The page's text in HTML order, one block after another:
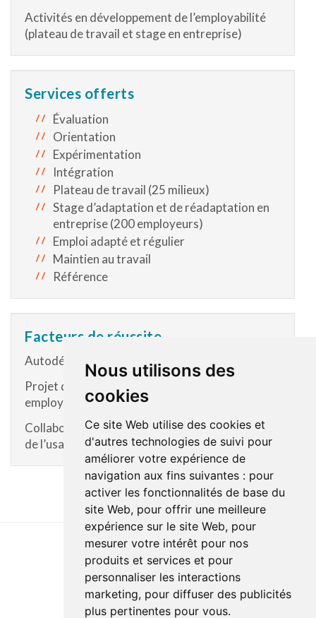
Nous utilisons des
cookies
Ce site Web utilise des cookies et
d'autres technologies de suivi pour
améliorer votre expérience de
navigation aux fins suivantes : pour
activer les fonctionnalités de base du
site Web, pour offrir une meilleure
expérience sur le site Web, pour
mesurer votre intérêt pour nos
produits et services et pour
personnaliser les interactions
marketing, pour diffuser des publicités
plus pertinentes pour vous.
Activités en développement de l’employabilité
(plateau de travail et stage en entreprise)
Services offerts
Évaluation
Orientation
Expérimentation
Intégration
Plateau de travail (25 milieux)
Stage d’adaptation et de réadaptation en
entreprise (200 employeurs)
Emploi adapté et régulier
Maintien au travail
Référence
Facteurs de réussite
Autodétermination de l’usager
Projet défini avec l’usager pour développer son
employabilité
Collaboration de l’intervenant pivot et du réseau
de l’usager avec l’équipe Intégration travail
Dernière mise à jour : 14 janvier 2026
Accessibilité
Documentation
Réalisation du site